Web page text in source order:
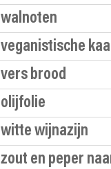
walnoten
veganistische
vers brood
olijfolie
witte wijnazijn
zout en peper